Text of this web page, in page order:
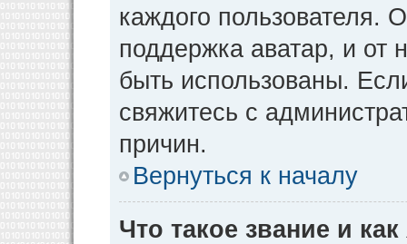
каждого пользователя.
поддержка аватар, и от
быть использованы.
свяжитесь с
причин.
Вернуться к началу
Что такое звание и